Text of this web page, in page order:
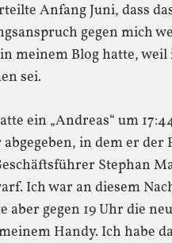
Anfang Juni, dass
gegen mich
meinem Blog hatte,
sei.
ein „Andreas“ um
in dem er der
Stephan
Ich war an diesem
gegen 19 Uhr die neu
Handy. Ich habe